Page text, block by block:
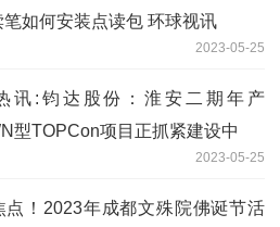
笔如何安装点读包 环球视讯
2023-05-25
讯:钧达股份：淮安二期年产
型TOPCon项目正抓紧建设中
2023-05-25
点！2023年成都文殊院佛诞节活